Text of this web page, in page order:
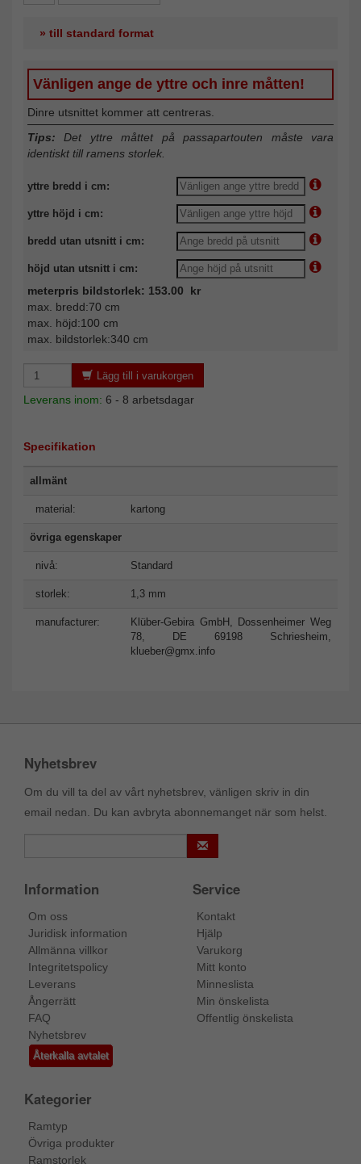
» till standard format
Vänligen ange de yttre och inre måtten!
Dinre utsnittet kommer att centreras.
Tips: Det yttre måttet på passapartouten måste vara
identiskt till ramens storlek.
yttre bredd i cm:
yttre höjd i cm:
bredd utan utsnitt i cm:
höjd utan utsnitt i cm:
meterpris bildstorlek: 153.00 kr
max. bredd:70 cm
max. höjd:100 cm
max. bildstorlek:340 cm
Lägg till i varukorgen
Leverans inom: 6 - 8 arbetsdagar
Specifikation
allmänt
material: kartong
övriga egenskaper
nivå: Standard
storlek: 1,3 mm
manufacturer:
Klüber-Gebira GmbH, Dossenheimer Weg
78, DE 69198 Schriesheim,
klueber@gmx.info
Nyhetsbrev
Om du vill ta del av vårt nyhetsbrev, vänligen skriv in din
email nedan. Du kan avbryta abonnemanget när som helst.
Information
Om oss
Juridisk information
Allmänna villkor
Integritetspolicy
Leverans
Ångerrätt
FAQ
Nyhetsbrev
Återkalla avtalet
Service
Kontakt
Hjälp
Varukorg
Mitt konto
Minneslista
Min önskelista
Offentlig önskelista
Kategorier
Ramtyp
Övriga produkter
Ramstorlek